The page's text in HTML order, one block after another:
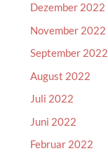
Dezember 2022
November 2022
September 2022
August 2022
Juli 2022
Juni 2022
Februar 2022